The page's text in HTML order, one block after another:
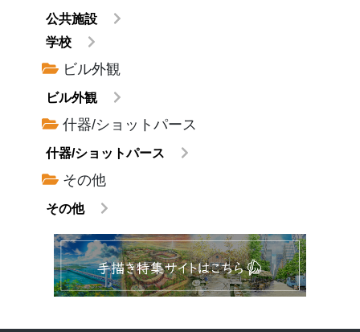
公共施設
学校
ビル外観
ビル外観
什器/ショットパース
什器/ショットパース
その他
その他